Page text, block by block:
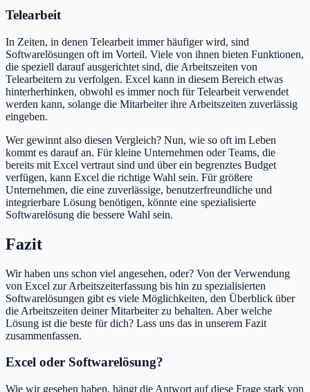
Telearbeit
In Zeiten, in denen Telearbeit immer häufiger wird, sind
Softwarelösungen oft im Vorteil. Viele von ihnen bieten Funktionen,
die speziell darauf ausgerichtet sind, die Arbeitszeiten von
Telearbeitern zu verfolgen. Excel kann in diesem Bereich etwas
hinterherhinken, obwohl es immer noch für Telearbeit verwendet
werden kann, solange die Mitarbeiter ihre Arbeitszeiten zuverlässig
eingeben.
Wer gewinnt also diesen Vergleich? Nun, wie so oft im Leben
kommt es darauf an. Für kleine Unternehmen oder Teams, die
bereits mit Excel vertraut sind und über ein begrenztes Budget
verfügen, kann Excel die richtige Wahl sein. Für größere
Unternehmen, die eine zuverlässige, benutzerfreundliche und
integrierbare Lösung benötigen, könnte eine spezialisierte
Softwarelösung die bessere Wahl sein.
Fazit
Wir haben uns schon viel angesehen, oder? Von der Verwendung
von Excel zur Arbeitszeiterfassung bis hin zu spezialisierten
Softwarelösungen gibt es viele Möglichkeiten, den Überblick über
die Arbeitszeiten deiner Mitarbeiter zu behalten. Aber welche
Lösung ist die beste für dich? Lass uns das in unserem Fazit
zusammenfassen.
Excel oder Softwarelösung?
Wie wir gesehen haben, hängt die Antwort auf diese Frage stark von